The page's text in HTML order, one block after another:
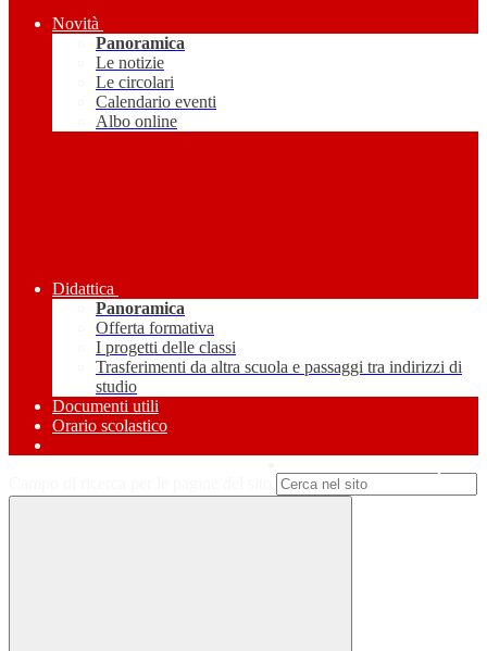
Novità
Panoramica
Le notizie
Le circolari
Calendario eventi
Albo online
Didattica
Panoramica
Offerta formativa
I progetti delle classi
Trasferimenti da altra scuola e passaggi tra indirizzi di
studio
Documenti utili
Orario scolastico